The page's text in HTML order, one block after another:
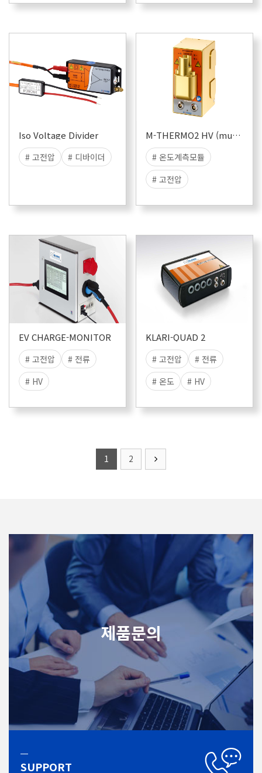
Discharging
# Electronic vehicle
Charging - Dis
# High Power
Iso Voltage Divider
# 고전압 # 디바이더
M-THERMO2 HV (multi plug)
# 온도계측모듈
# 고전압
EV CHARGE-MONITOR
# 고전압
# 전류
# HV
KLARI-QUAD 2
# 고전압
# 전류
# 온도
# HV
# Temperature
1
2
제품문의
SUPPORT